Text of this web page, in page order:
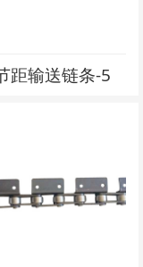
距输送链条-5